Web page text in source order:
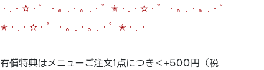
・.・✫・゜・。.・。.・゜✭・.・✫・゜・。.・。.・゜
✭・.・✫・゜・。.・。.・゜✭・.・
有償特典はメニューご注文1点につき＜+500円（税